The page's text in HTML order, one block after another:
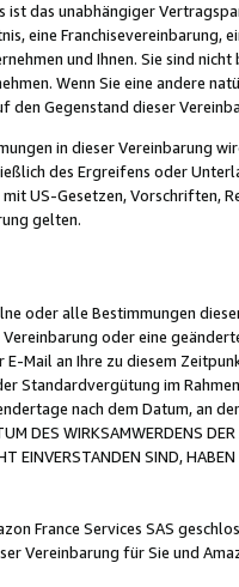
ist das unabhängiger
eine Franchisevereinbarung,
und Ihnen. Sie sind
Wenn Sie eine andere
den Gegenstand dieser
in dieser Vereinbarung
des Ergreifens oder
US-Gesetzen, Vorschriften,
gelten.
oder alle Bestimmungen
oder eine
Mail an Ihre zu diesem
Standardvergütung im
nach dem Datum, an
DES WIRKSAMWERDENS
EINVERSTANDEN SIND,
France Services SAS
Vereinbarung für Sie und